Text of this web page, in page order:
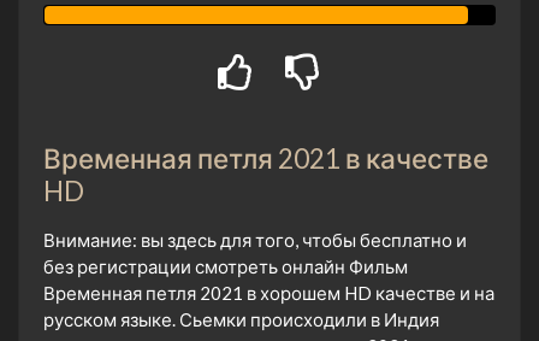
Временная петля 2021 в качестве
HD
Внимание: вы здесь для того, чтобы бесплатно и
без регистрации смотреть онлайн Фильм
Временная петля 2021 в хорошем HD качестве и на
русском языке. Сьемки происходили в Индия